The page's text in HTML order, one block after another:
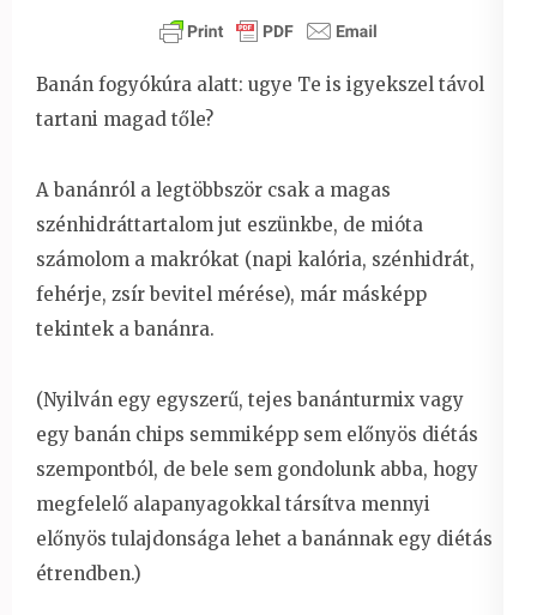
Banán fogyókúra alatt: ugye Te is igyekszel távol
tartani magad tőle?
A banánról a legtöbbször csak a magas
szénhidráttartalom jut eszünkbe, de mióta
számolom a makrókat (napi kalória, szénhidrát,
fehérje, zsír bevitel mérése), már másképp
tekintek a banánra.
(Nyilván egy egyszerű, tejes banánturmix vagy
egy banán chips semmiképp sem előnyös diétás
szempontból, de bele sem gondolunk abba, hogy
megfelelő alapanyagokkal társítva mennyi
előnyös tulajdonsága lehet a banánnak egy diétás
étrendben.)